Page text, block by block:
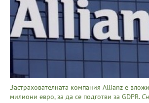
Застрахователната компания Allianz е
милиони евро, за да се подготви за GDPR.